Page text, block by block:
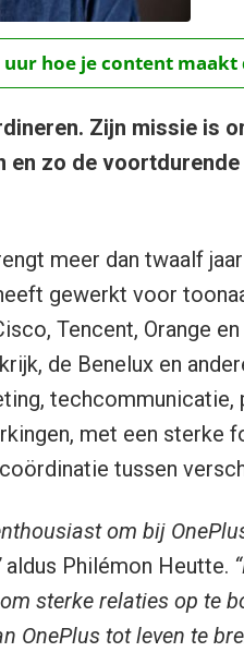
uur hoe je content
Zijn missie is
zo de
meer dan twaalf
gewerkt voor
Tencent, Orange
de Benelux en
techcommunicatie,
met een sterke
tussen
om bij
aldus Philémon Heutte.
sterke relaties op te
OnePlus tot leven te